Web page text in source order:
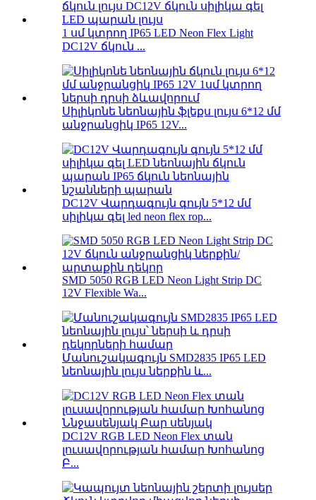
1 սմ կտրող IP65 LED Neon Flex Light
DC12V ճկուն ...
Սիլիկոնե նեոնային ֆլեքս լույս 6*12 մմ
անջրանցիկ IP65 12V...
DC12V Վարդագույն գույն 5*12 մմ
սիլիկա գել led neon flex rop...
SMD 5050 RGB LED Neon Light Strip DC
12V Flexible Wa...
Մանուշակագույն SMD2835 IP65 LED
նեոնային լույս ներքին և...
DC12V RGB LED Neon Flex տան
լուսավորության համար Խոհանոց
Բ...